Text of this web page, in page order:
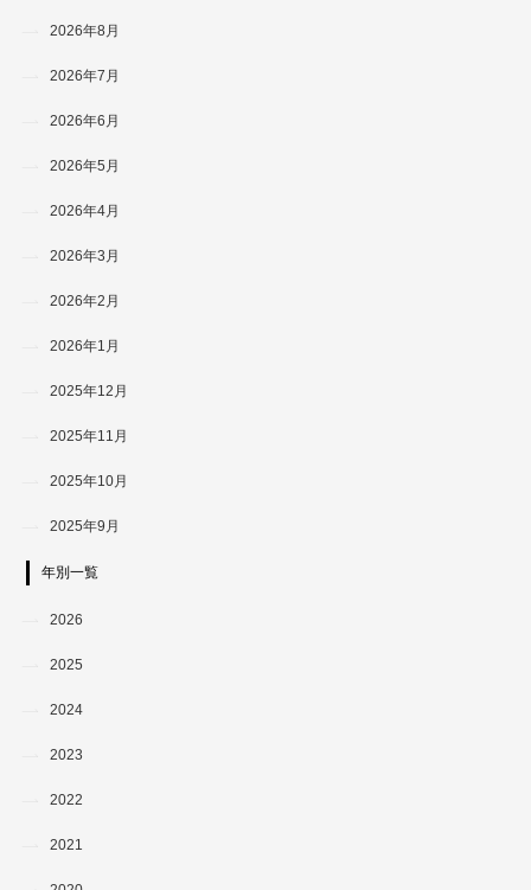
2026年8月
2026年7月
2026年6月
2026年5月
2026年4月
2026年3月
2026年2月
2026年1月
2025年12月
2025年11月
2025年10月
2025年9月
年別一覧
2026
2025
2024
2023
2022
2021